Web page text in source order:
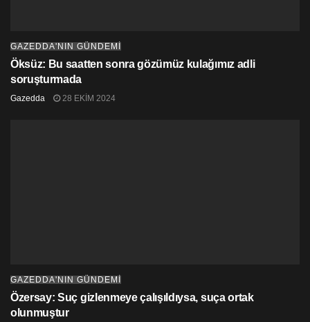
GAZEDDA'NIN GÜNDEMİ
Öksüz: Bu saatten sonra gözümüz kulağımız adli
soruşturmada
Gazedda 28 EKIM 2024
GAZEDDA'NIN GÜNDEMİ
Özersay: Suç gizlenmeye çalışıldıysa, suça ortak
olunmuştur